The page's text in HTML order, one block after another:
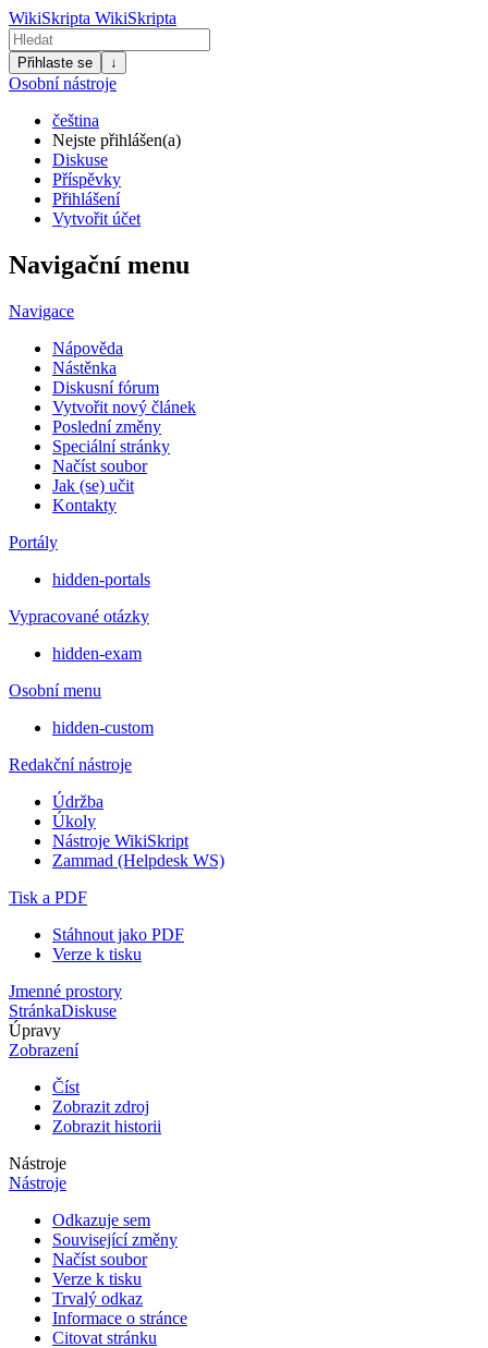
WikiSkripta WikiSkripta
Přihlaste se ↓
Osobní nástroje
čeština
Nejste přihlášen(a)
Diskuse
Příspěvky
Přihlášení
Vytvořit účet
Navigační menu
Navigace
Nápověda
Nástěnka
Diskusní fórum
Vytvořit nový článek
Poslední změny
Speciální stránky
Načíst soubor
Jak (se) učit
Kontakty
Portály
hidden-portals
Vypracované otázky
hidden-exam
Osobní menu
hidden-custom
Redakční nástroje
Údržba
Úkoly
Nástroje WikiSkript
Zammad (Helpdesk WS)
Tisk a PDF
Stáhnout jako PDF
Verze k tisku
Jmenné prostory
StránkaDiskuse
Úpravy
Zobrazení
Číst
Zobrazit zdroj
Zobrazit historii
Nástroje
Nástroje
Odkazuje sem
Související změny
Načíst soubor
Verze k tisku
Trvalý odkaz
Informace o stránce
Citovat stránku